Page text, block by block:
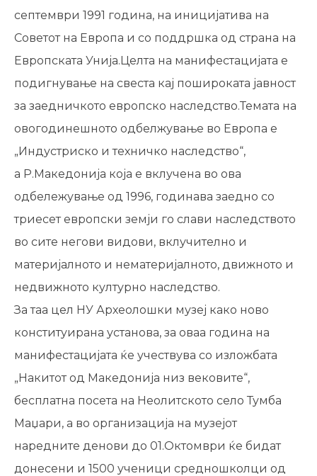
септември 1991 година, на иницијатива на
Советот на Европа и со поддршка од страна на
Европската Унија.Целта на манифестацијата е
подигнување на свеста кај пошироката јавност
за заедничкото европско наследство.Темата на
овогодинешното одбелжување во Европа е
„Индустриско и техничко наследство“,
а Р.Македонија која е вклучена во ова
одбележување од 1996, годинава заедно со
триесет европски земји го слави наследството
во сите негови видови, вклучително и
материјалното и нематеријалното, движното и
недвижното културно наследство.
За таа цел НУ Археолошки музеј како ново
конституирана установа, за оваа година на
манифестацијата ќе учествува со изложбата
„Накитот од Македонија низ вековите“,
бесплатна посета на Неолитското село Тумба
Маџари, а во организација на музејот
наредните денови до 01.Октомври ќе бидат
донесени и 1500 ученици средношколци од